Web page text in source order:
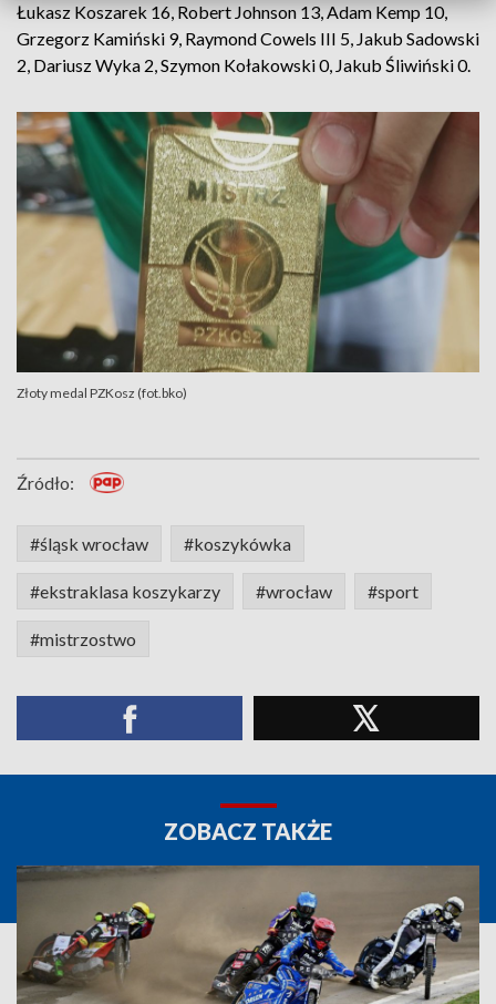
Łukasz Koszarek 16, Robert Johnson 13, Adam Kemp 10,
Grzegorz Kamiński 9, Raymond Cowels III 5, Jakub Sadowski
2, Dariusz Wyka 2, Szymon Kołakowski 0, Jakub Śliwiński 0.
Złoty medal PZKosz (fot.bko)
Źródło:
#śląsk wrocław #koszykówka
#ekstraklasa koszykarzy #wrocław #sport
#mistrzostwo
ZOBACZ TAKŻE